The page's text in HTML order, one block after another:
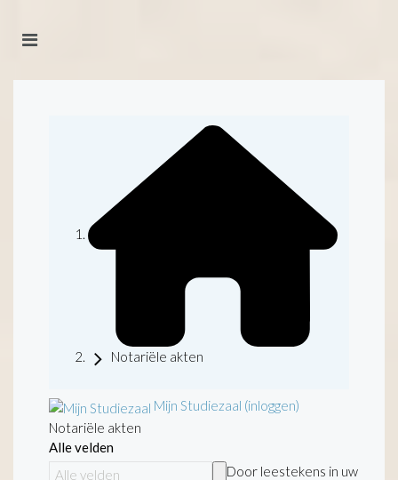
Notariële akten
Mijn Studiezaal (inloggen)
Notariële akten
Alle velden
Door leestekens in uw